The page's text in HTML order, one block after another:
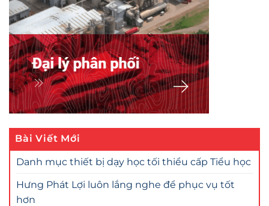
Bài Viết Mới
Danh mục thiết bị dạy học tối thiểu cấp Tiểu học
Hưng Phát Lợi luôn lắng nghe để phục vụ tốt
hơn